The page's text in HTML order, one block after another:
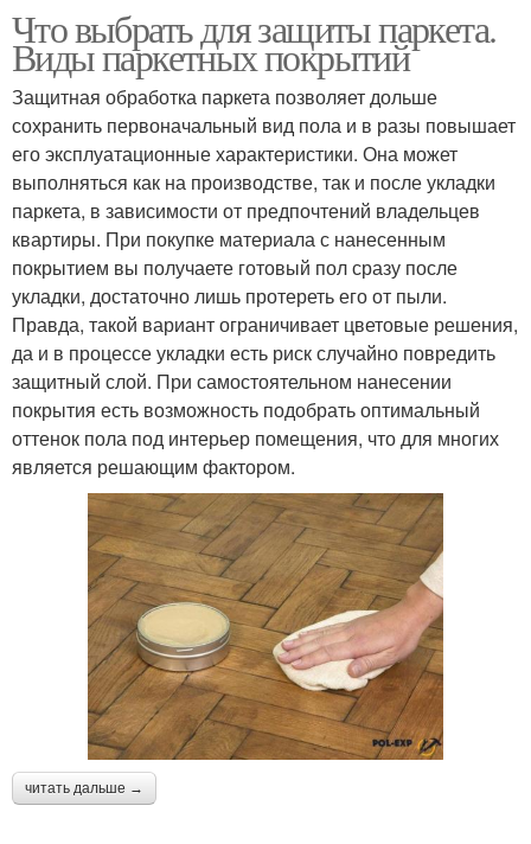
Что выбрать для защиты паркета.
Виды паркетных покрытий
Защитная обработка паркета позволяет дольше
сохранить первоначальный вид пола и в разы повышает
его эксплуатационные характеристики. Она может
выполняться как на производстве, так и после укладки
паркета, в зависимости от предпочтений владельцев
квартиры. При покупке материала с нанесенным
покрытием вы получаете готовый пол сразу после
укладки, достаточно лишь протереть его от пыли.
Правда, такой вариант ограничивает цветовые решения,
да и в процессе укладки есть риск случайно повредить
защитный слой. При самостоятельном нанесении
покрытия есть возможность подобрать оптимальный
оттенок пола под интерьер помещения, что для многих
является решающим фактором.
читать дальше →